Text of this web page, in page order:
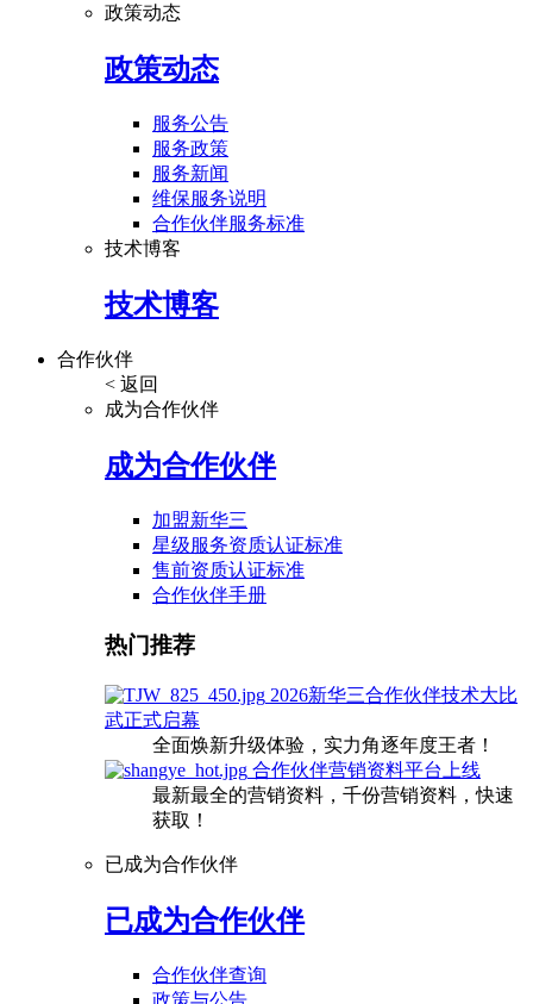
政策动态
政策动态
服务公告
服务政策
服务新闻
维保服务说明
合作伙伴服务标准
技术博客
技术博客
合作伙伴
< 返回
成为合作伙伴
成为合作伙伴
加盟新华三
星级服务资质认证标准
售前资质认证标准
合作伙伴手册
热门推荐
2026新华三合作伙伴技术大比
武正式启幕
全面焕新升级体验，实力角逐年度王者！
合作伙伴营销资料平台上线
最新最全的营销资料，千份营销资料，快速
获取！
已成为合作伙伴
已成为合作伙伴
合作伙伴查询
政策与公告